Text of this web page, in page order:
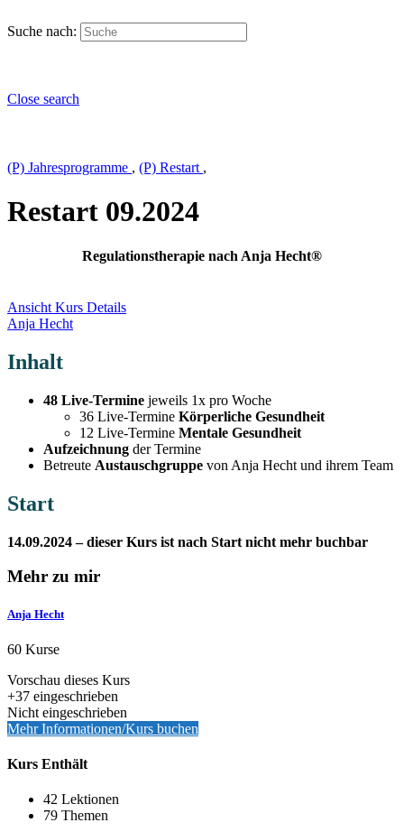
Suche nach:
Close search
(P) Jahresprogramme , (P) Restart ,
Restart 09.2024
Regulationstherapie nach Anja Hecht®
Ansicht Kurs Details
Anja Hecht
Inhalt
48 Live-Termine jeweils 1x pro Woche
36 Live-Termine Körperliche Gesundheit
12 Live-Termine Mentale Gesundheit
Aufzeichnung der Termine
Betreute Austauschgruppe von Anja Hecht und ihrem Team
Start
14.09.2024 – dieser Kurs ist nach Start nicht mehr buchbar
Mehr zu mir
Anja Hecht
60 Kurse
Vorschau dieses Kurs
+37 eingeschrieben
Nicht eingeschrieben
Mehr Informationen/Kurs buchen
Kurs Enthält
42 Lektionen
79 Themen